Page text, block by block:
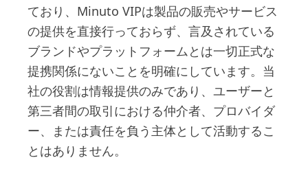
ており、Minuto VIPは製品の販売やサービス
の提供を直接行っておらず、言及されている
ブランドやプラットフォームとは一切正式な
提携関係にないことを明確にしています。当
社の役割は情報提供のみであり、ユーザーと
第三者間の取引における仲介者、プロバイダ
ー、または責任を負う主体として活動するこ
とはありません。